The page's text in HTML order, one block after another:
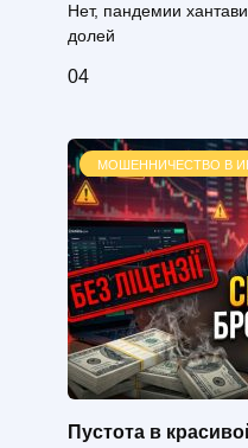
Нет, пандемии
долей
04
МОШЕННИЧЕСТВО В
Пустота в